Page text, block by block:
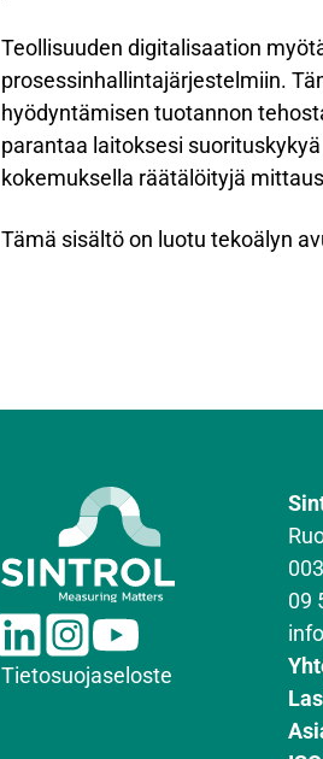
Teollisuuden digitalisaation
prosessinhallintajärjestelmiin.
hyödyntämisen tuotannon
parantaa laitoksesi
kokemuksella räätälöityjä
Tämä sisältö on luotu tekoälyn
L
i
n
I
n
s
u
Tietosuojaseloste
09